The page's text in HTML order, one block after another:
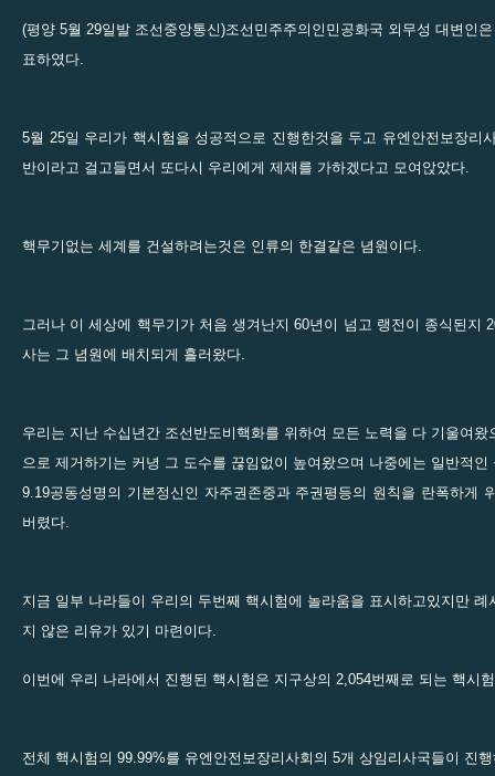
(평양 5월 29일발 조선중앙통신)조선민주주의인민공화국 외무성 대변인
표하였다.
5월 25일 우리가 핵시험을 성공적으로 진행한것을 두고 유엔안전보장리
반이라고 걸고들면서 또다시 우리에게 제재를 가하겠다고 모여앉았다.
핵무기없는 세계를 건설하려는것은 인류의 한결같은 념원이다.
그러나 이 세상에 핵무기가 처음 생겨난지 60년이 넘고 랭전이 종식된지
사는 그 념원에 배치되게 흘러왔다.
우리는 지난 수십년간 조선반도비핵화를 위하여 모든 노력을 다 기울여
으로 제거하기는 커녕 그 도수를 끊임없이 높여왔으며 나중에는 일반적
9.19공동성명의 기본정신인 자주권존중과 주권평등의 원칙을 란폭하게
버렸다.
지금 일부 나라들이 우리의 두번째 핵시험에 놀라움을 표시하고있지만
지 않은 리유가 있기 마련이다.
이번에 우리 나라에서 진행된 핵시험은 지구상의 2,054번째로 되는 핵시
전체 핵시험의 99.99%를 유엔안전보장리사회의 5개 상임리사국들이 진